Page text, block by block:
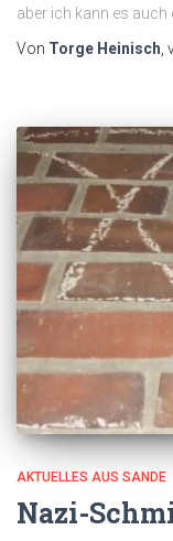
aber ich kann es
Von Torge Heinisch,
AKTUELLES AUS SANDE
Nazi-